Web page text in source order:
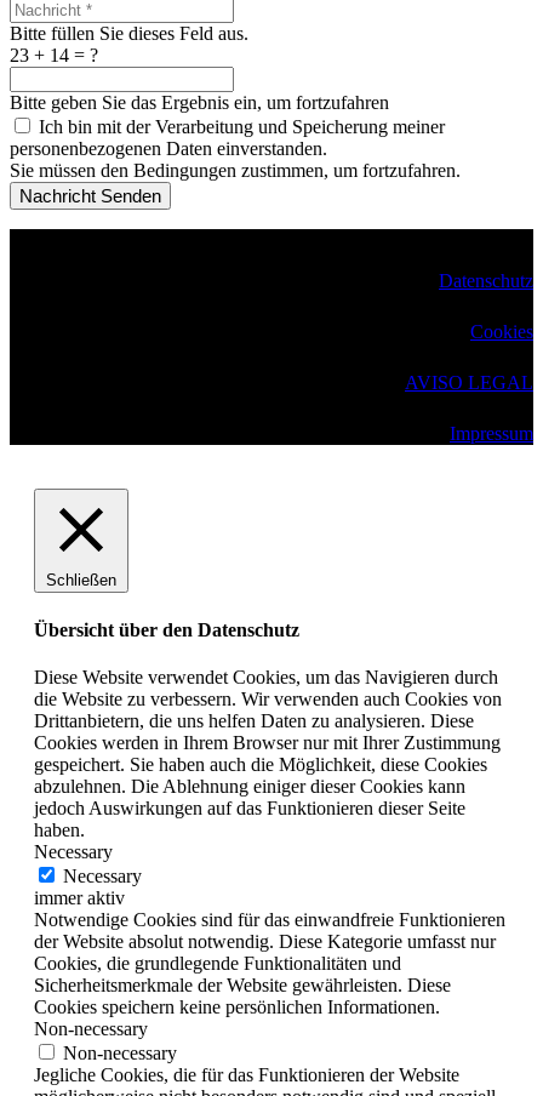
Bitte füllen Sie dieses Feld aus.
23 + 14 = ?
Bitte geben Sie das Ergebnis ein, um fortzufahren
Ich bin mit der Verarbeitung und Speicherung meiner
personenbezogenen Daten einverstanden.
Sie müssen den Bedingungen zustimmen, um fortzufahren.
Nachricht Senden
Datenschutz
Cookies
AVISO LEGAL
Impressum
Schließen
Übersicht über den Datenschutz
Diese Website verwendet Cookies, um das Navigieren durch
die Website zu verbessern. Wir verwenden auch Cookies von
Drittanbietern, die uns helfen Daten zu analysieren. Diese
Cookies werden in Ihrem Browser nur mit Ihrer Zustimmung
gespeichert. Sie haben auch die Möglichkeit, diese Cookies
abzulehnen. Die Ablehnung einiger dieser Cookies kann
jedoch Auswirkungen auf das Funktionieren dieser Seite
haben.
Necessary
Necessary
immer aktiv
Notwendige Cookies sind für das einwandfreie Funktionieren
der Website absolut notwendig. Diese Kategorie umfasst nur
Cookies, die grundlegende Funktionalitäten und
Sicherheitsmerkmale der Website gewährleisten. Diese
Cookies speichern keine persönlichen Informationen.
Non-necessary
Non-necessary
Jegliche Cookies, die für das Funktionieren der Website